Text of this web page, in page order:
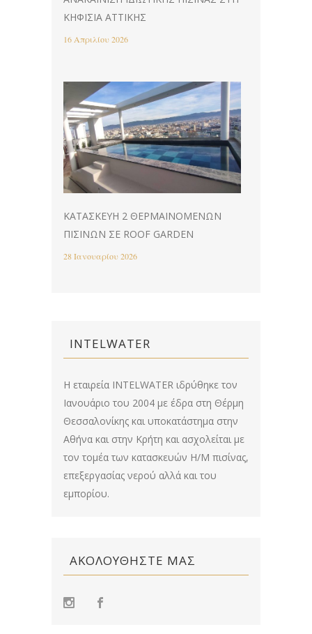
ΚΗΦΙΣΙΆ ΑΤΤΙΚΉΣ
16 Απριλίου 2026
ΚΑΤΑΣΚΕΥΉ 2 ΘΕΡΜΑΙΝΌΜΕΝΩΝ
ΠΙΣΊΝΩΝ ΣΕ ROOF GARDEN
28 Ιανουαρίου 2026
INTELWATER
Η εταιρεία INTELWATER ιδρύθηκε τον
Ιανουάριο του 2004 με έδρα στη Θέρμη
Θεσσαλονίκης και υποκατάστημα στην
Αθήνα και στην Κρήτη και ασχολείται με
τον τομέα των κατασκευών Η/Μ πισίνας,
επεξεργασίας νερού αλλά και του
εμπορίου.
ΑΚΟΛΟΥΘΉΣΤΕ ΜΑΣ